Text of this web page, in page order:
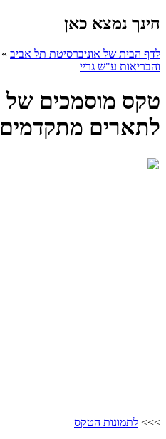
הינך נמצא כאן
לדף הבית של אוניברסיטת תל אביב »
והבריאות ע"ש גריי
טקס מוסמכים
לתארים מתקדמים 24.6.18
>>> לתמונות הטקס